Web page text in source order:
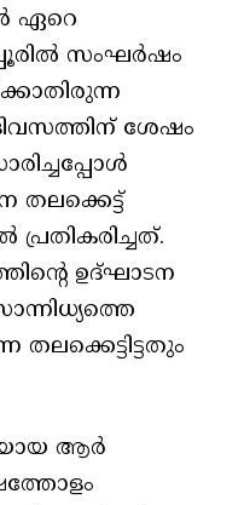
ഏറെ
സംഘര്‍ഷം
ശേഷം
ഉദ്ഘാടന
തലക്കെട്ടിട്ടതും
ആര്‍